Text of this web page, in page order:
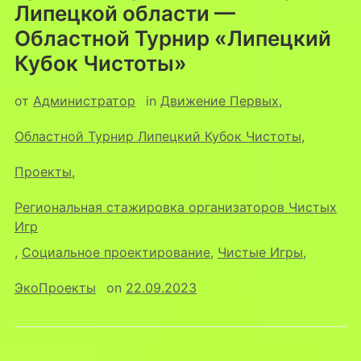
Липецкой области —
Областной Турнир «Липецкий
Кубок Чистоты»
от Администратор in Движение Первых,
Областной Турнир Липецкий Кубок Чистоты,
Проекты,
Региональная стажировка организаторов Чистых
Игр
, Социальное проектирование, Чистые Игры,
ЭкоПроекты on 22.09.2023